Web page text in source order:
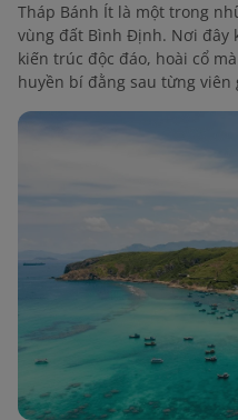
Tháp Bánh Ít là một trong
vùng đất Bình Định. Nơi đây
kiến trúc độc đáo, hoài cổ
huyền bí đằng sau từng